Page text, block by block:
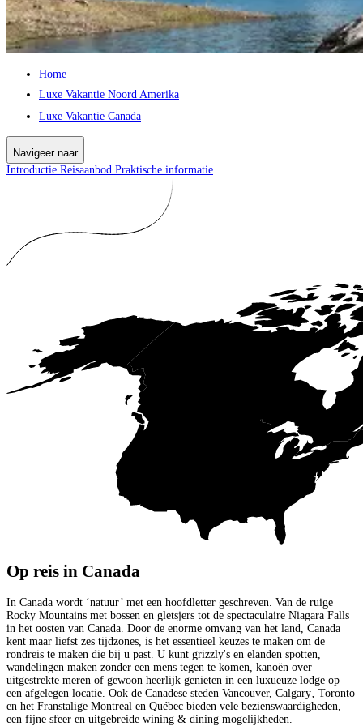
Home
Luxe Vakantie Noord Amerika
Luxe Vakantie Canada
Navigeer naar
Introductie Reisaanbod Praktische informatie
Op reis in Canada
In Canada wordt ‘natuur’ met een hoofdletter geschreven. Van de ruige
Rocky Mountains met bossen en gletsjers tot de spectaculaire Niagara Falls
in het oosten van Canada. Door de enorme omvang van het land, Canada
kent maar liefst zes tijdzones, is het essentieel keuzes te maken om de
rondreis te maken die bij u past. U kunt grizzly's en elanden spotten,
wandelingen maken zonder een mens tegen te komen, kanoën over
uitgestrekte meren of gewoon heerlijk genieten in een luxueuze lodge op
een afgelegen locatie. Ook de Canadese steden Vancouver, Calgary‚ Toronto
en het Franstalige Montreal en Québec bieden vele bezienswaardigheden,
een fijne sfeer en uitgebreide wining & dining mogelijkheden.